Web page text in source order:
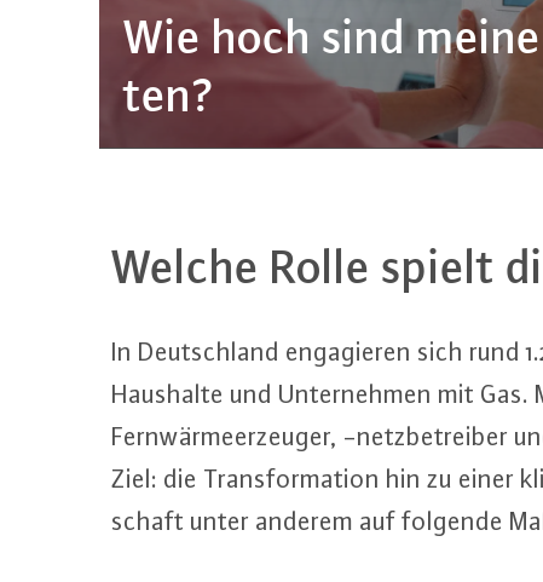
Wie hoch sind
ten?
Welche Rolle spielt
In Deutsch­land en­ga­gie­ren sich rund
Haushalte und Un­ter­neh­men mit
Fern­wär­me­er­zeu­ger, -netz­be­trei­ber
Ziel: die Trans­for­ma­ti­on hin zu einer
schaft unter anderem auf folgende